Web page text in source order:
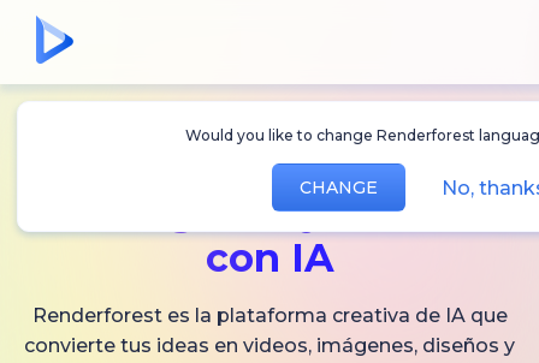
Would you like to change Renderforest
CHANGE No,
videos,
imágenesy audio
con IA
Renderforest es la plataforma creativa de IA que
convierte tus ideas en videos, imágenes, diseños y